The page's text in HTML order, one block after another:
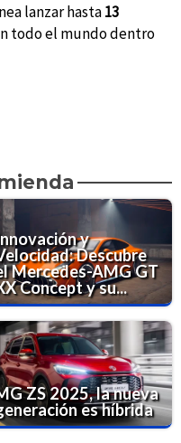
lanzar hasta13
todo el mundo dentro
y
Descubre
Mercedes-AMG GT
Concept y su...
ZS 2025, la nueva
es híbrida